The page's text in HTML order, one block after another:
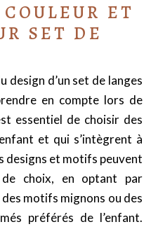
ET
SET DE
design d’un set de langes
en compte lors de
essentiel de choisir des
et qui s’intègrent à
designs et motifs peuvent
choix, en optant par
motifs mignons ou des
préférés de l’enfant.